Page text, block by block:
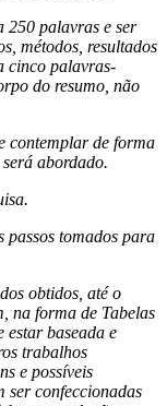
250 palavras e ser
métodos, resultados
cinco palavras-
do resumo, não
contemplar de forma
abordado.
passos tomados para
obtidos, até o
na forma de Tabelas
estar baseada e
trabalhos
e possíveis
ser confeccionadas